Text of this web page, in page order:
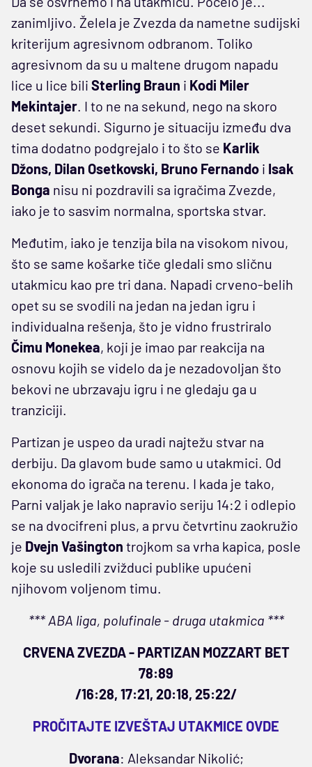
zanimljivo. Želela je Zvezda da nametne sudijski
kriterijum agresivnom odbranom. Toliko
agresivnom da su u maltene drugom napadu
lice u lice bili Sterling Braun i Kodi Miler
Mekintajer. I to ne na sekund, nego na skoro
deset sekundi. Sigurno je situaciju između dva
tima dodatno podgrejalo i to što se Karlik
Džons, Dilan Osetkovski, Bruno Fernando i Isak
Bonga nisu ni pozdravili sa igračima Zvezde,
iako je to sasvim normalna, sportska stvar.
Međutim, iako je tenzija bila na visokom nivou,
što se same košarke tiče gledali smo sličnu
utakmicu kao pre tri dana. Napadi crveno-belih
opet su se svodili na jedan na jedan igru i
individualna rešenja, što je vidno frustriralo
Čimu Monekea, koji je imao par reakcija na
osnovu kojih se videlo da je nezadovoljan što
bekovi ne ubrzavaju igru i ne gledaju ga u
tranziciji.
Partizan je uspeo da uradi najtežu stvar na
derbiju. Da glavom bude samo u utakmici. Od
ekonoma do igrača na terenu. I kada je tako,
Parni valjak je lako napravio seriju 14:2 i odlepio
se na dvocifreni plus, a prvu četvrtinu zaokružio
je Dvejn Vašington trojkom sa vrha kapica, posle
koje su usledili zvižduci publike upućeni
njihovom voljenom timu.
*** ABA liga, polufinale - druga utakmica ***
CRVENA ZVEZDA - PARTIZAN MOZZART BET
78:89
/16:28, 17:21, 20:18, 25:22/
PROČITAJTE IZVEŠTAJ UTAKMICE OVDE
Dvorana: Aleksandar Nikolić;